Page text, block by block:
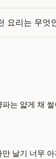
요리는 무엇
는 얇게 채
날기 너무